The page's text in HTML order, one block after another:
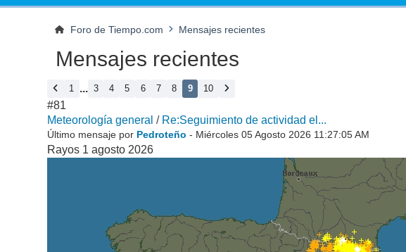
Foro de Tiempo.com Mensajes recientes
Mensajes recientes
1 ... 3 4 5 6 7 8 9 10
#81
Meteorología general / Re:Seguimiento de actividad el...
Último mensaje por Pedroteño - Miércoles 05 Agosto 2026 11:27:05 AM
Rayos 1 agosto 2026